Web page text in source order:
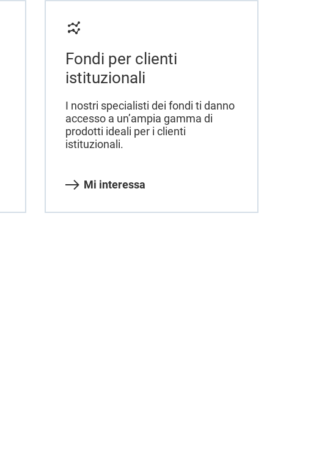
Fondi per clienti
istituzionali
I nostri specialisti dei fondi ti danno
accesso a un’ampia gamma di
prodotti ideali per i clienti
istituzionali.
Mi interessa